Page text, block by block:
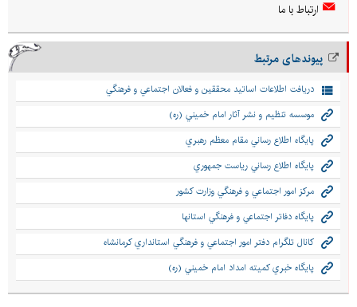
ارتباط با ما
پیوندهای مرتبط
دريافت اطلاعات اساتيد محققين و فعالان اجتماعي و فرهنگي
موسسه تنظيم و نشر آثار امام خميني (ره)
پايگاه اطلاع رساني مقام معظم رهبري
پايگاه اطلاع رساني رياست جمهوري
مركز امور اجتماعي و فرهنگي وزارت كشور
پايگاه دفاتر اجتماعي و فرهنگي استانها
كانال تلگرام دفتر امور اجتماعي و فرهنگي استانداري كرمانشاه
پايگاه خبري كميته امداد امام خميني (ره)